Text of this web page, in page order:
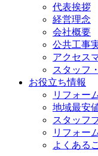
代表挨拶
経営理念
会社概要
公共工事
アクセス
スタッフ
お役立ち情報
リフォー
地域最安
スタッフ
リフォー
よくある